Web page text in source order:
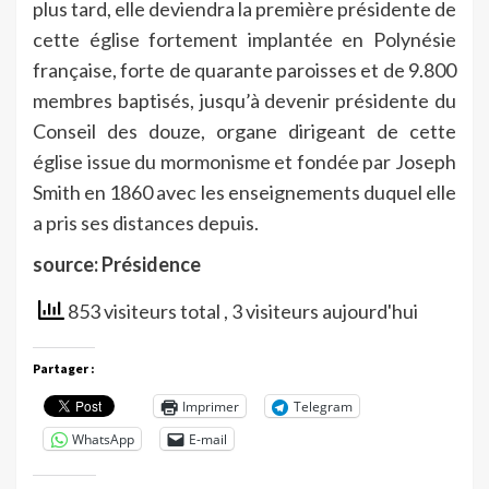
plus tard, elle deviendra la première présidente de
cette église fortement implantée en Polynésie
française, forte de quarante paroisses et de 9.800
membres baptisés, jusqu’à devenir présidente du
Conseil des douze, organe dirigeant de cette
église issue du mormonisme et fondée par Joseph
Smith en 1860 avec les enseignements duquel elle
a pris ses distances depuis.
source: Présidence
853 visiteurs total , 3 visiteurs aujourd'hui
Partager :
Imprimer
Telegram
WhatsApp
E-mail